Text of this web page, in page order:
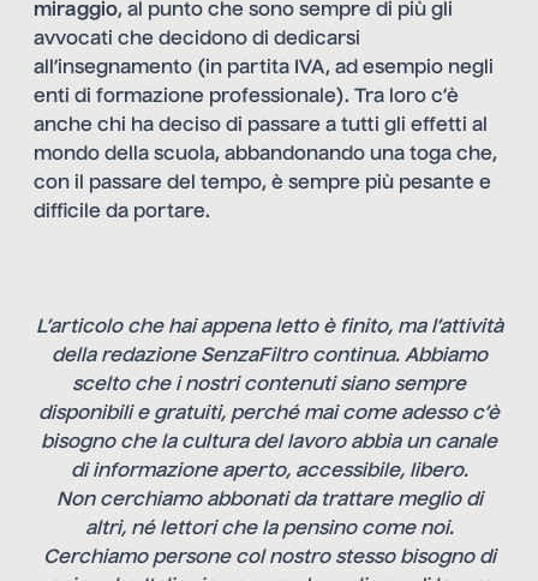
miraggio, al punto che sono sempre di più gli
avvocati che decidono di dedicarsi
all’insegnamento (in partita IVA, ad esempio negli
enti di formazione professionale). Tra loro c’è
anche chi ha deciso di passare a tutti gli effetti al
mondo della scuola, abbandonando una toga che,
con il passare del tempo, è sempre più pesante e
difficile da portare.
L’articolo che hai appena letto è finito, ma l’attività
della redazione SenzaFiltro continua. Abbiamo
scelto che i nostri contenuti siano sempre
disponibili e gratuiti, perché mai come adesso c’è
bisogno che la cultura del lavoro abbia un canale
di informazione aperto, accessibile, libero.
Non cerchiamo abbonati da trattare meglio di
altri, né lettori che la pensino come noi.
Cerchiamo persone col nostro stesso bisogno di